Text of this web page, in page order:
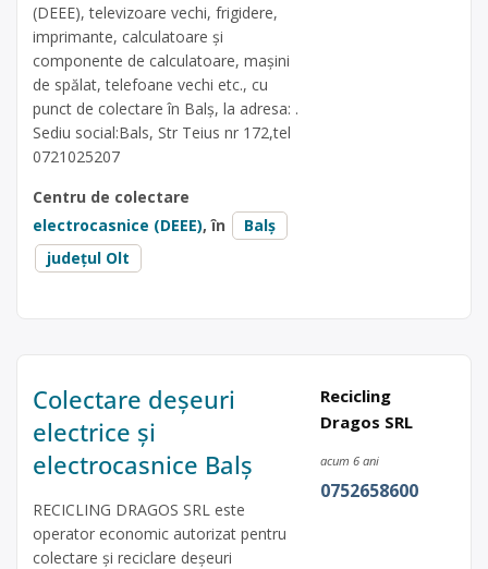
(DEEE), televizoare vechi, frigidere,
imprimante, calculatoare și
componente de calculatoare, mașini
de spălat, telefoane vechi etc., cu
punct de colectare în Balș, la adresa: .
Sediu social:Bals, Str Teius nr 172,tel
0721025207
Centru de colectare
electrocasnice (DEEE), în
Balș
județul Olt
Colectare deșeuri
electrice și
electrocasnice Balș
RECICLING DRAGOS SRL este
operator economic autorizat pentru
colectare și reciclare deșeuri
Recicling
Dragos SRL
acum 6 ani
0752658600